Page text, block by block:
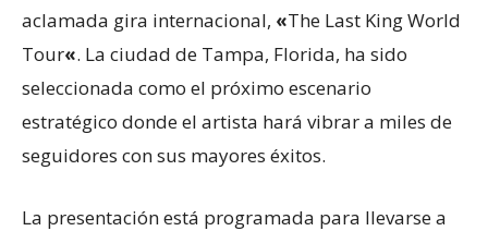
aclamada gira internacional, «The Last King World
Tour«. La ciudad de Tampa, Florida, ha sido
seleccionada como el próximo escenario
estratégico donde el artista hará vibrar a miles de
seguidores con sus mayores éxitos.
La presentación está programada para llevarse a